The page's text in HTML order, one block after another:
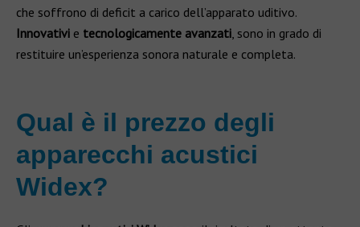
che soffrono di deficit a carico dell’apparato uditivo.
Innovativi e tecnologicamente avanzati, sono in grado di
restituire un’esperienza sonora naturale e completa.
Qual è il prezzo degli
apparecchi acustici
Widex?